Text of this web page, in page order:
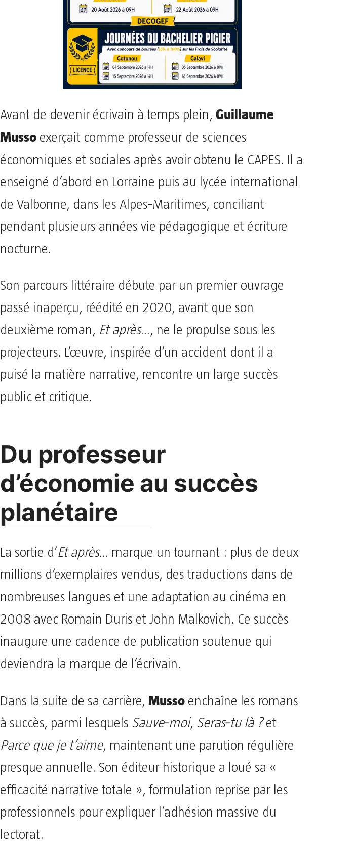
Avant de devenir écrivain à temps plein, Guillaume
Musso exerçait comme professeur de sciences
économiques et sociales après avoir obtenu le CAPES. Il a
enseigné d’abord en Lorraine puis au lycée international
de Valbonne, dans les Alpes‑Maritimes, conciliant
pendant plusieurs années vie pédagogique et écriture
nocturne.
Son parcours littéraire débute par un premier ouvrage
passé inaperçu, réédité en 2020, avant que son
deuxième roman, Et après…, ne le propulse sous les
projecteurs. L’œuvre, inspirée d’un accident dont il a
puisé la matière narrative, rencontre un large succès
public et critique.
Du professeur
d’économie au succès
planétaire
La sortie d’Et après… marque un tournant : plus de deux
millions d’exemplaires vendus, des traductions dans de
nombreuses langues et une adaptation au cinéma en
2008 avec Romain Duris et John Malkovich. Ce succès
inaugure une cadence de publication soutenue qui
deviendra la marque de l’écrivain.
Dans la suite de sa carrière, Musso enchaîne les romans
à succès, parmi lesquels Sauve‑moi, Seras‑tu là ?et
Parce que je t’aime, maintenant une parution régulière
presque annuelle. Son éditeur historique a loué sa «
efficacité narrative totale », formulation reprise par les
professionnels pour expliquer l’adhésion massive du
lectorat.